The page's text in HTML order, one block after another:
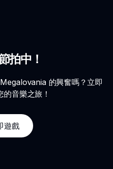
拍中！
的興奮嗎？立即
音樂之旅！
遊戲